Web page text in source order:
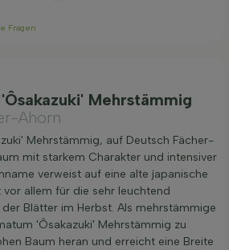
Fragen
Mehrstämmig
Ahorn
Mehrstämmig, auf Deutsch Fächer-
mit starkem Charakter und intensiver
verweist auf eine alte japanische
allem für die sehr leuchtend
Blätter im Herbst. Als mehrstämmige
'Ôsakazuki' Mehrstämmig zu
Baum heran und erreicht eine Breite